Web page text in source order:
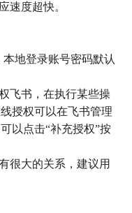
速度超快。
地登录账号密码默认
飞书，在执行某些操
授权可以在飞书管理
以点击“补充授权”按
很大的关系，建议用